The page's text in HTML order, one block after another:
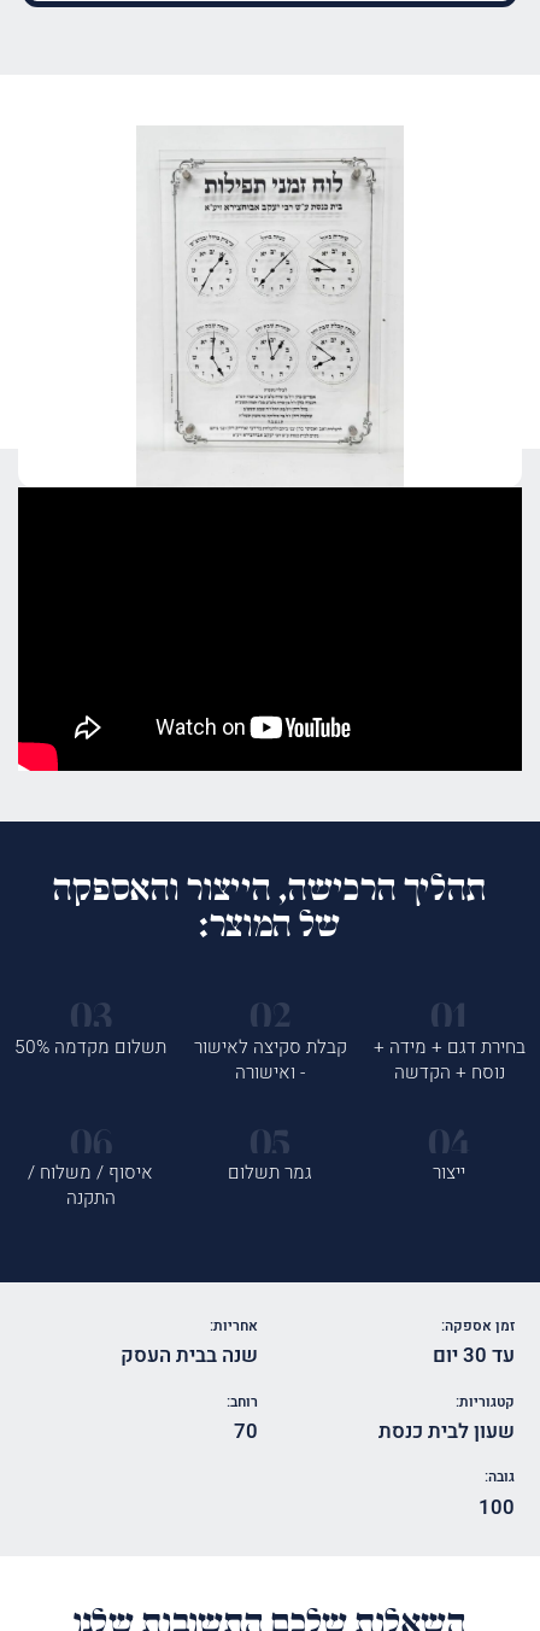
תהליך הרכישה, הייצור והאספקה
של המוצר:
בחירת דגם + מידה +
נוסח + הקדשה
קבלת סקיצה לאישור
- ואישורה
תשלום מקדמה 50%
ייצור גמר תשלום
איסוף / משלוח /
התקנה
זמן אספקה:
עד 30 יום
אחריות:
שנה בבית העסק
קטגוריות:
שעון לבית כנסת
רוחב:
70
גובה:
100